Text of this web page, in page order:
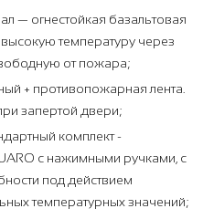
— огнестойкая базальтовая
температуру через
от пожара;
+ противопожарная лента.
запертой двери;
комплект -
с нажимными ручками, с
под действием
температурных значений;